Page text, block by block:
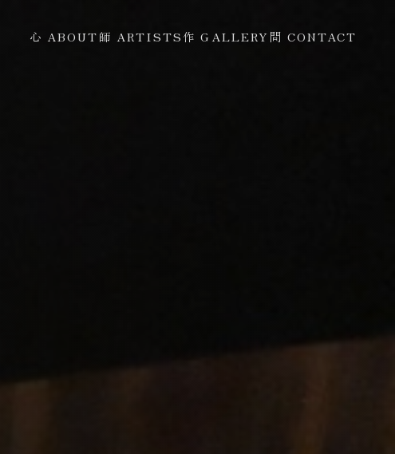
心 ABOUT師 ARTISTS作 GALLERY 問 CONTACT